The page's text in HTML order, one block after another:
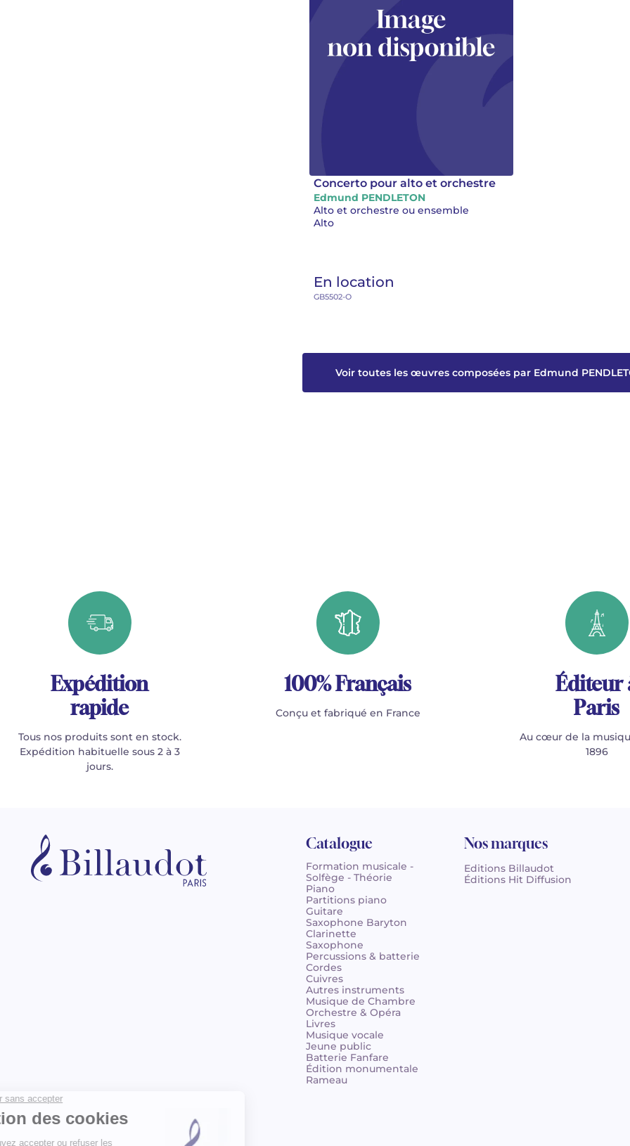
Concerto pour alto et orchestre
Edmund PENDLETON
Alto et orchestre ou ensemble
Alto
En location
GB5502-O
Voir toutes les œuvres composées par Edmund
Expédition
rapide
Tous nos produits sont en stock.
Expédition habituelle sous 2 à 3
jours.
100% Français
Conçu et fabriqué en France
Éditeur
Paris
Au cœur de la
1896
Catalogue
Formation musicale -
Solfège - Théorie
Piano
Partitions piano
Guitare
Saxophone Baryton
Clarinette
Saxophone
Percussions & batterie
Cordes
Cuivres
Autres instruments
Musique de Chambre
Orchestre & Opéra
Livres
Musique vocale
Jeune public
Batterie Fanfare
Édition monumentale
Rameau
Nos marques
Editions Billaudot
Éditions Hit Diffusion